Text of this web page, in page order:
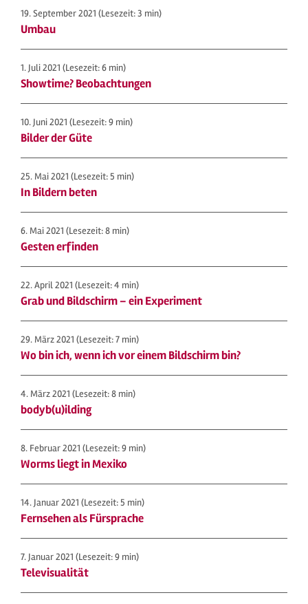
19. September 2021 (Lesezeit: 3 min)
Umbau
1. Juli 2021 (Lesezeit: 6 min)
Showtime? Beobachtungen
10. Juni 2021 (Lesezeit: 9 min)
Bilder der Güte
25. Mai 2021 (Lesezeit: 5 min)
In Bildern beten
6. Mai 2021 (Lesezeit: 8 min)
Gesten erfinden
22. April 2021 (Lesezeit: 4 min)
Grab und Bildschirm – ein Experiment
29. März 2021 (Lesezeit: 7 min)
Wo bin ich, wenn ich vor einem Bildschirm bin?
4. März 2021 (Lesezeit: 8 min)
bodyb(u)ilding
8. Februar 2021 (Lesezeit: 9 min)
Worms liegt in Mexiko
14. Januar 2021 (Lesezeit: 5 min)
Fernsehen als Fürsprache
7. Januar 2021 (Lesezeit: 9 min)
Televisualität